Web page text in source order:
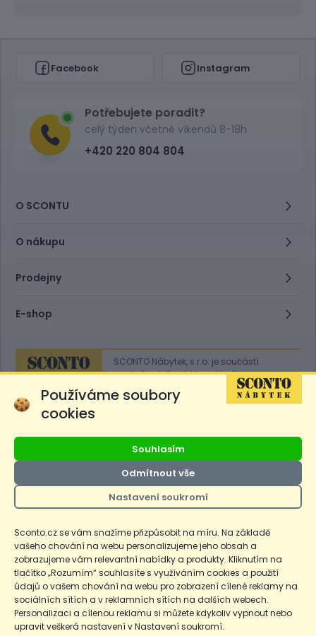
Facebook Instagram
Potřebujete poradit?
celý týden včetně víkendů 8-18h
+420 220 804 804
O SCONTU
O nákupu
Prodejny
E-shop
SCONTO Nábytek, s.r.o. je součástí
mezinárodního řetězce, který provozuje
obchodní domy
Sconto.
Ceny produktů na e-shopu sconto.cz jsou označeny následovně. Běžná
cena je cena bez označení, *Cena pro členy SCONTO Clubu, **Akční
dnů před prvním zlevněním. Dle zákona o ochraně spotřebitele §12a je
uvedená Běžná cena současně i nejnižší za 30 dní, pokud není Nejnižší
Běžná cena za 30 dní uvedena samostatně na detailu produktu.
CopyrightOchrana osobních údajůCookiesNastavení cookies
© 2026 SCONTO Nábytek s.r.o.
Používáme soubory
cookies
Souhlasím
Odmítnout vše
Nastavení soukromí
Sconto.cz se vám snažíme přizpůsobit na míru. Na základě
vašeho chování na webu personalizujeme jeho obsah a
zobrazujeme vám relevantní nabídky a produkty. Kliknutím na
tlačítko „Rozumím“ souhlasíte s využíváním cookies a použití
údajů o vašem chování na webu pro zobrazení cílené reklamy na
sociálních sítích a v reklamních sítích na dalších webech.
Personalizaci a cílenou reklamu si můžete kdykoliv vypnout nebo
upravit veškerá nastavení v Nastavení soukromí.